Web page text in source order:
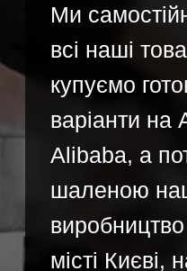
Контакти